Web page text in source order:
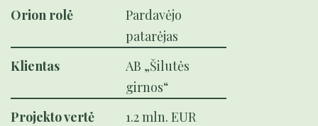
Orion rolė
Pardavėjo
patarėjas
Klientas
AB „Šilutės
girnos“
Projekto vertė
1.2 mln. EUR